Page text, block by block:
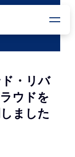
・リバ
ウドを
ました